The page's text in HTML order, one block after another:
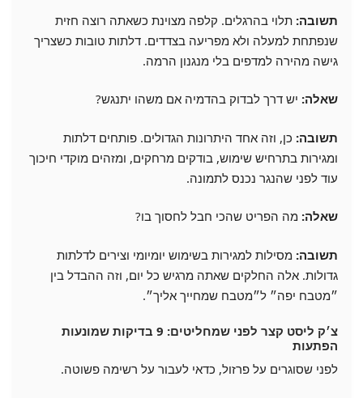
תשובה: תלוי בהרגלים. קלפה מצוינת כשאתה רוצה חזית
שנפתחת למעלה ולא מפריעה בצדדים. דלתות טובות כשצריך
גישה מהירה למדפים בלי מנגנון הרמה.
שאלה: יש דרך לבדוק בהדמיה אם משהו יתנגש?
תשובה: כן, וזה אחד היתרונות הגדולים. פותחים דלתות
ומגירות בתרחיש שימוש, בודקים מרחקים, ומזהים מוקדי חיכוך
עוד לפני שהנגר נכנס לתמונה.
שאלה: מה הפריט שהכי חבל לחסוך בו?
תשובה: מסילות למגירות בשימוש יומיומי וצירים לדלתות
גדולות. אלה החלקים שאתה מרגיש כל יום, וזה ההבדל בין
״מטבח יפה״ ל״מטבח שמחייך אליך״.
צ׳ק ליסט קצר לפני שמחליטים: 9 בדיקות שמונעות
הפתעות
לפני שסוגרים על פרזול, כדאי לעבור על רשימה פשוטה.